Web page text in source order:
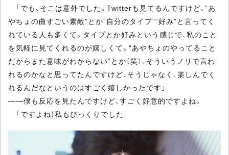
「でも、そこは意外でした。Twitterも見てるんですけど、“あ
やちょの曲すごい素敵”とか”自分のタイプ”“好み”と言ってく
れている人も多くて。タイプとか好みという感じで、私のこと
を気軽に見てくれるのが嬉しくて。“あやちょのやってること
だからまた意味がわからない”とか（笑）、そういうノリで言わ
れるのかなと思ってたんですけど、そうじゃなく、楽しんでく
れるんだなというのはすごく嬉しかったです」
――僕も反応を見たんですけど、すごく好意的ですよね。
「ですよね！私もびっくりでした」